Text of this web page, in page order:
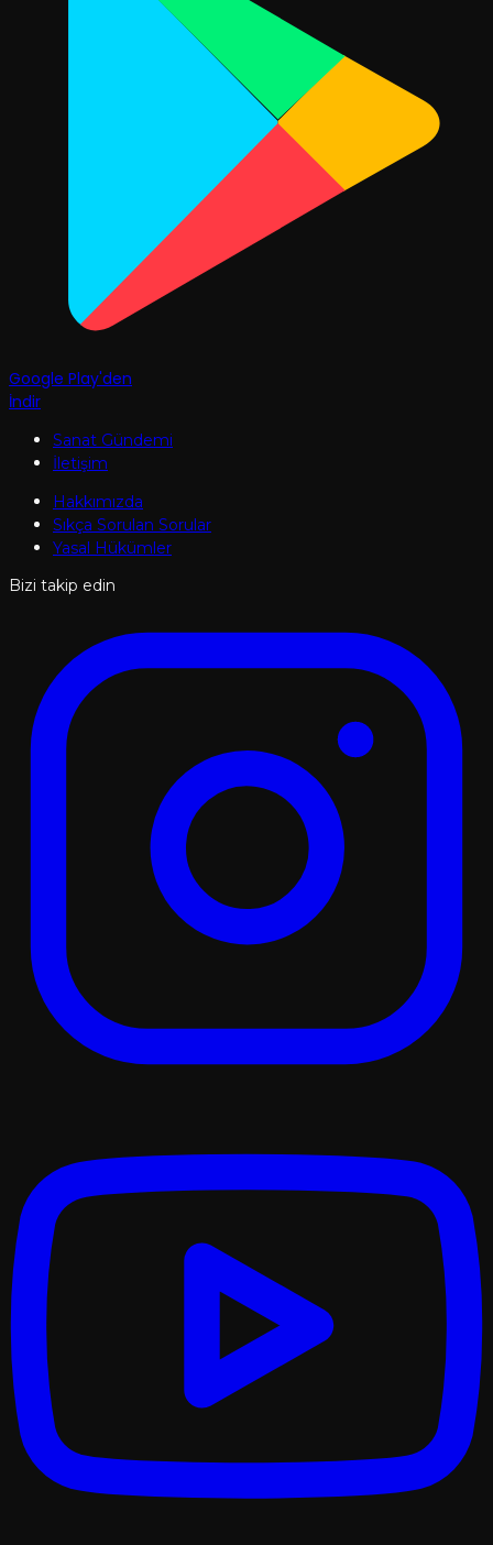
Google Play'den
İndir
Sanat Gündemi
İletişim
Hakkımızda
Sıkça Sorulan Sorular
Yasal Hükümler
Bizi takip edin